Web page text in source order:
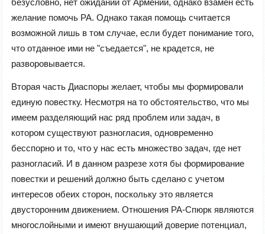
безусловно, нет ожиданий от Армении, однако взамен есть
желание помочь РА. Однако такая помощь считается
возможной лишь в том случае, если будет понимание того,
что отданное ими не "съедается", не крадется, не
разворовывается.
Вторая часть Диаспоры желает, чтобы мы формировали
единую повестку. Несмотря на то обстоятельство, что мы
имеем разделяющий нас ряд проблем или задач, в
котором существуют разногласия, одновременно
бесспорно и то, что у нас есть множество задач, где нет
разногласий. И в данном разрезе хотя бы формирование
повестки и решений должно быть сделано с учетом
интересов обеих сторон, поскольку это является
двусторонним движением. Отношения РА-Спюрк являются
многослойными и имеют внушающий доверие потенциал,